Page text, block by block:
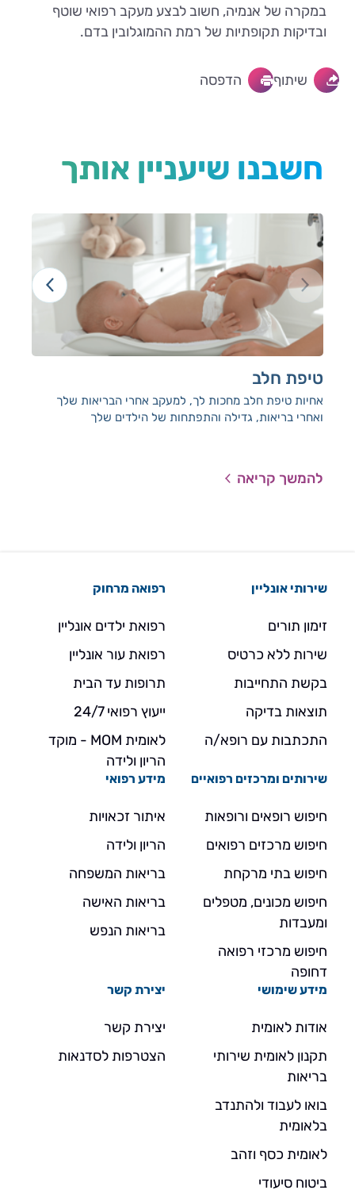
במקרה של אנמיה, חשוב לבצע מעקב רפואי שוטף
ובדיקות תקופתיות של רמת ההמוגלובין בדם.
שיתוף הדפסה
חשבנו שיעניין אותך
טיפת חלב
אחיות טיפת חלב מחכות לך, למעקב אחרי הבריאות שלך
ואחרי בריאות, גדילה והתפתחות של הילדים שלך
להמשך קריאה
שירותי אונליין
זימון תורים
שירות ללא כרטיס
בקשת התחייבות
תוצאות בדיקה
התכתבות עם רופא/ה
רפואה מרחוק
רפואת ילדים אונליין
רפואת עור אונליין
תרופות עד הבית
ייעוץ רפואי 24/7
לאומית MOM - מוקד
הריון ולידה
שירותים ומרכזים רפואיים
חיפוש רופאים ורופאות
חיפוש מרכזים רפואים
חיפוש בתי מרקחת
חיפוש מכונים, מטפלים
ומעבדות
חיפוש מרכזי רפואה
דחופה
מידע רפואי
איתור זכאויות
הריון ולידה
בריאות המשפחה
בריאות האישה
בריאות הנפש
מידע שימושי
אודות לאומית
תקנון לאומית שירותי
בריאות
בואו לעבוד ולהתנדב
בלאומית
לאומית כסף וזהב
ביטוח סיעודי
יצירת קשר
יצירת קשר
הצטרפות לסדנאות